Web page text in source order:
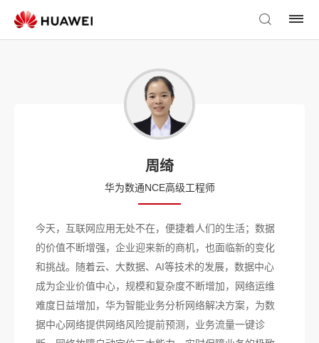
周绮
华为数通NCE高级工程师
今天，互联网应用无处不在，便捷着人们的生活；数据
的价值不断增强，企业迎来新的商机，也面临新的变化
和挑战。随着云、大数据、AI等技术的发展，数据中心
成为企业价值中心，规模和复杂度不断增加，网络运维
难度日益增加，华为智能业务分析网络解决方案，为数
据中心网络提供网络风险提前预测，业务流量一键诊